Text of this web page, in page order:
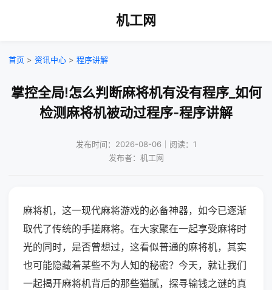
机工网
首页 > 资讯中心 > 程序讲解
掌控全局!怎么判断麻将机有没有程序_如何
检测麻将机被动过程序-程序讲解
发布时间：2026-08-06｜阅读：1
发布者：机工网
麻将机，这一现代麻将游戏的必备神器，如今已逐渐
取代了传统的手搓麻将。在大家聚在一起享受麻将时
光的同时，是否曾想过，这看似普通的麻将机，其实
也可能隐藏着某些不为人知的秘密？今天，就让我们
一起揭开麻将机背后的那些猫腻，探寻输钱之谜的真